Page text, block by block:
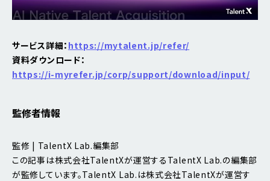
サービス詳細： https://mytalent.jp/refer/
資料ダウンロード：
https://i-myrefer.jp/corp/support/download/input/
監修者情報
監修 | TalentX Lab.編集部
この記事は株式会社TalentXが運営するTalentX Lab.の編集部
が監修しています。TalentX Lab.は株式会社TalentXが運営す